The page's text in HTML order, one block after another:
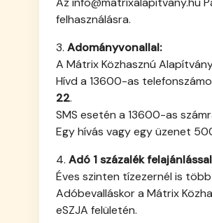
felhasználásra.
3. Adományvonallal:
A Mátrix Közhasznú
Hívd a 13600-as
22.
SMS esetén a 13600-as
Egy hívás vagy egy üzenet
4. Adó 1 százalék
Éves szinten tízezernél is
Adóbevalláskor a Mátrix
eSZJA felületén.